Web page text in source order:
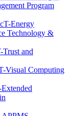
Program
Energy
Technology &
and
Visual Computing